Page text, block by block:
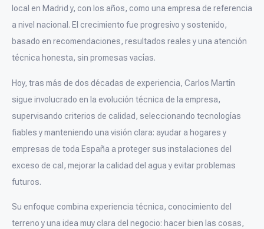
local en Madrid y, con los años, como una empresa de referencia
a nivel nacional. El crecimiento fue progresivo y sostenido,
basado en recomendaciones, resultados reales y una atención
técnica honesta, sin promesas vacías.
Hoy, tras más de dos décadas de experiencia, Carlos Martín
sigue involucrado en la evolución técnica de la empresa,
supervisando criterios de calidad, seleccionando tecnologías
fiables y manteniendo una visión clara: ayudar a hogares y
empresas de toda España a proteger sus instalaciones del
exceso de cal, mejorar la calidad del agua y evitar problemas
futuros.
Su enfoque combina experiencia técnica, conocimiento del
terreno y una idea muy clara del negocio: hacer bien las cosas,